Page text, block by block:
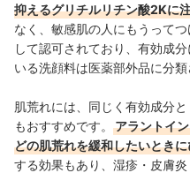
抑えるグリチルリチン酸2Kに
なく、敏感肌の人にもうってつ
して認可されており、 有効成
いる洗顔料は医薬部外品に分類
肌荒れには、同じく有効成分
もおすすめです。
アラントイ
どの肌荒れを緩和したいとき
する効果もあり、湿疹・皮膚